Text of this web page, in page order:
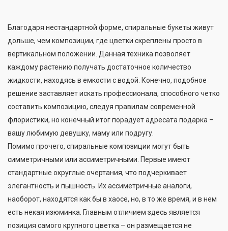
Благодаря нестандартной форме, спиральные букеты живут
дольше, чем композиции, где цветки скреплены просто в
вертикальном положении. Данная техника позволяет
каждому растению получать достаточное количество
жидкости, находясь в емкости с водой. Конечно, подобное
решение заставляет искать профессионала, способного четко
составить композицию, следуя правилам современной
флористики, но конечный итог порадует адресата подарка –
вашу любимую девушку, маму или подругу.
Помимо прочего, спиральные композиции могут быть
симметричными или ассиметричными. Первые имеют
стандартные округлые очертания, что подчеркивает
элегантность и пышность. Их ассиметричные аналоги,
наоборот, находятся как бы в хаосе, но, в то же время, и в нем
есть некая изюминка. Главным отличием здесь является
позиция самого крупного цветка – он размещается не